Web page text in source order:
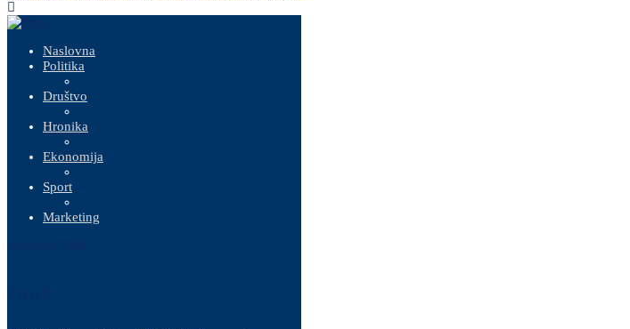
Naslovna
Politika
Društvo
Hronika
Ekonomija
Sport
Marketing